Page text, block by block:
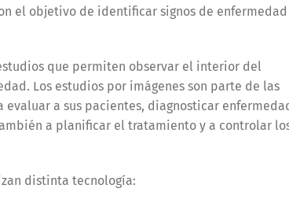
el objetivo de identificar signos de
que permiten observar el interior del
Los estudios por imágenes son parte de las
a sus pacientes, diagnosticar
a planificar el tratamiento y a controlar
distinta tecnología: